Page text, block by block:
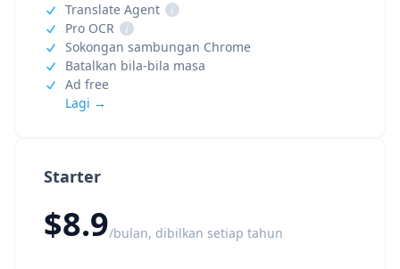
Starter
$8.9/bulan, dibilkan setiap tahun
Translate Agent
i
Pro OCR
i
Sokongan sambungan Chrome
Batalkan bila-bila masa
Ad free
Lagi →